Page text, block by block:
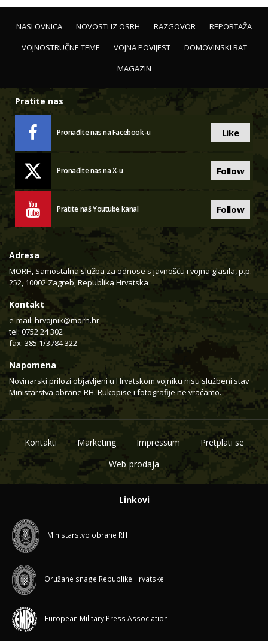
NASLOVNICA NOVOSTI IZ OSRH RAZGOVOR
REPORTAŽA
VOJNOSTRUČNE TEME
VOJNA POVIJEST
DOMOVINSKI RAT
MAGAZIN
Pratite nas
Pronađite nas na Facebook-u Like
Pronađite nas na X-u Follow
Pratite naš Youtube kanal Follow
Adresa
MORH, Samostalna služba za odnose s javnošću i vojna glasila, p.p.
252, 10002 Zagreb, Republika Hrvatska
Kontakt
e-mail: hrvojnik@morh.hr
tel: 0752 24 302
fax: 385 1/3784 322
Napomena
Novinarski prilozi objavljeni u Hrvatskom vojniku nisu službeni stav
Ministarstva obrane RH. Rukopise i fotografije ne vraćamo.
Kontakti Marketing Impressum
Pretplati se
Web-prodaja
Linkovi
Ministarstvo obrane RH
Oružane snage Republike Hrvatske
European Military Press Association